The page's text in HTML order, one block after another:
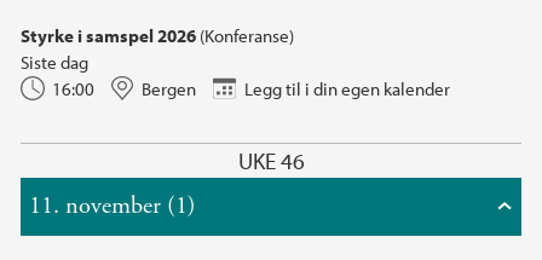
Styrke i samspel 2026 (Konferanse)
Siste dag
16:00
Bergen Legg til i din egen kalender
UKE 46
11. november (1)